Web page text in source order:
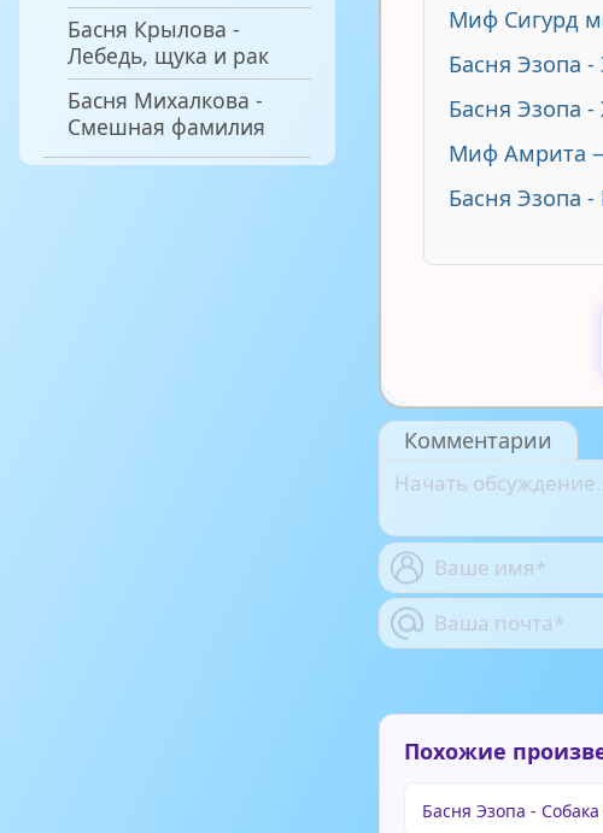
Басня Крылова -
Лебедь, щука и рак
Басня Михалкова -
Смешная фамилия
Миф Сигурд
Басня Эзопа
Басня Эзопа
Миф Амрита
Басня Эзопа
Комментарии
Похожие
Басня Эзопа -